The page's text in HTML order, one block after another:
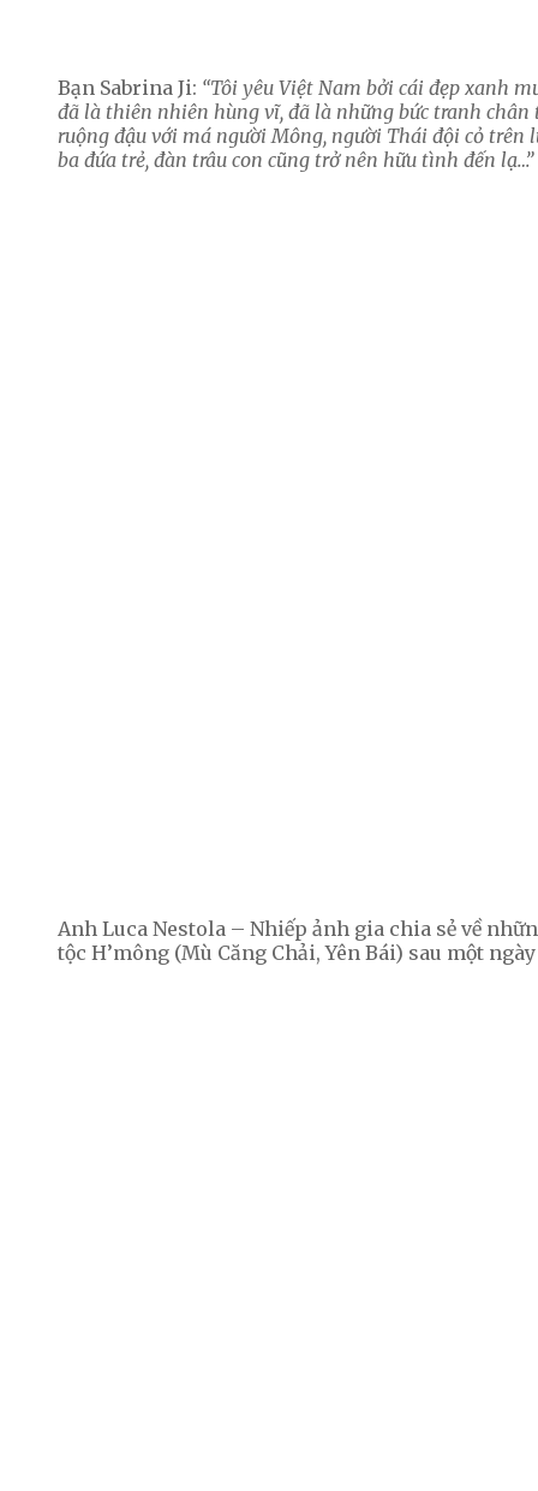
Bạn Sabrina Ji: “Tôi yêu Việt Nam bởi cái đẹp xanh
đã là thiên nhiên hùng vĩ, đã là những bức tranh
ruộng đậu với má người Mông, người Thái đội cỏ trên
ba đứa trẻ, đàn trâu con cũng trở nên hữu tình đến lạ…”
Anh Luca Nestola – Nhiếp ảnh gia chia sẻ về
tộc H’mông (Mù Căng Chải, Yên Bái) sau một